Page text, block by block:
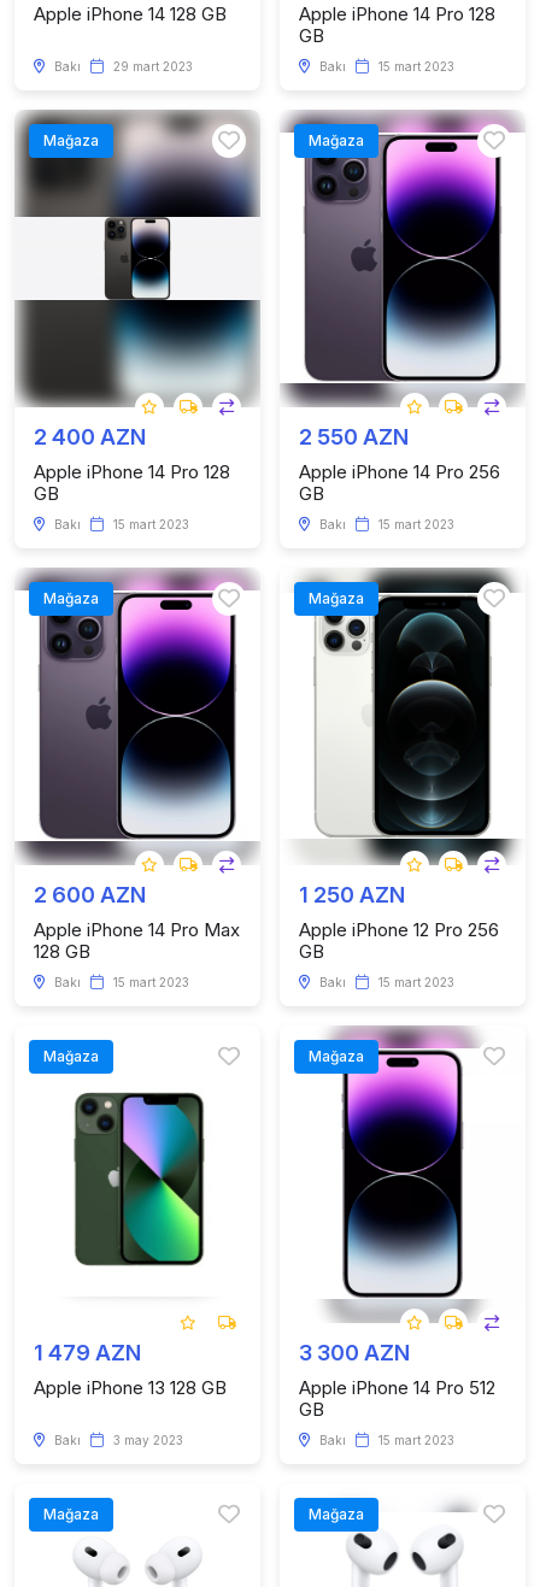
Apple iPhone 14 128 GB
Bakı 29 mart 2023
Apple iPhone 14 Pro 128
GB
Bakı 15 mart 2023
Mağaza
2 400 AZN
Apple iPhone 14 Pro 128
GB
Bakı 15 mart 2023
Mağaza
2 550 AZN
Apple iPhone 14 Pro 256
GB
Bakı 15 mart 2023
Mağaza
2 600 AZN
Apple iPhone 14 Pro Max
128 GB
Bakı 15 mart 2023
Mağaza
1 250 AZN
Apple iPhone 12 Pro 256
GB
Bakı 15 mart 2023
Mağaza
1 479 AZN
Apple iPhone 13 128 GB
Bakı 3 may 2023
Mağaza
3 300 AZN
Apple iPhone 14 Pro 512
GB
Bakı 15 mart 2023
Mağaza Mağaza